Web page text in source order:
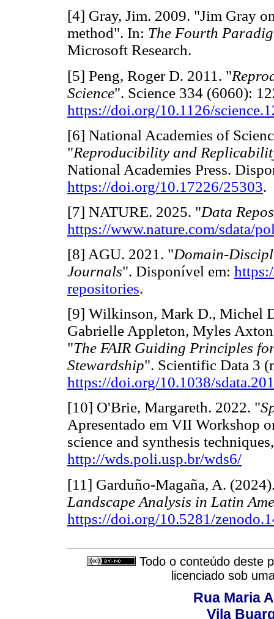
[4] Gray, Jim. 2009. "Jim Gray
method". In: The Fourth
Microsoft Research.
[5] Peng, Roger D. 2011. "
Science". Science 334 (6060):
https://doi.org/10.1126/
[6] National Academies of
"Reproducibility and
National Academies Press.
https://doi.org/10.17226/25303.
[7] NATURE. 2025. "Data
https://www.nature.com/sdata/
[8] AGU. 2021. "Domain-
Journals". Disponível em:
repositories.
[9] Wilkinson, Mark D., Michel
Gabrielle Appleton, Myles
"The FAIR Guiding Principles
Stewardship". Scientific Data 3
https://doi.org/10.1038/
[10] O'Brie, Margareth. 2022. "
Apresentado em VII Workshop
science and synthesis
http://wds.poli.usp.br/wds6/
[11] Garduño-Magaña, A.
Landscape Analysis in Latin
https://doi.org/10.5281/
Todo o conteúdo deste
licenciado sob
Rua Maria
Vila